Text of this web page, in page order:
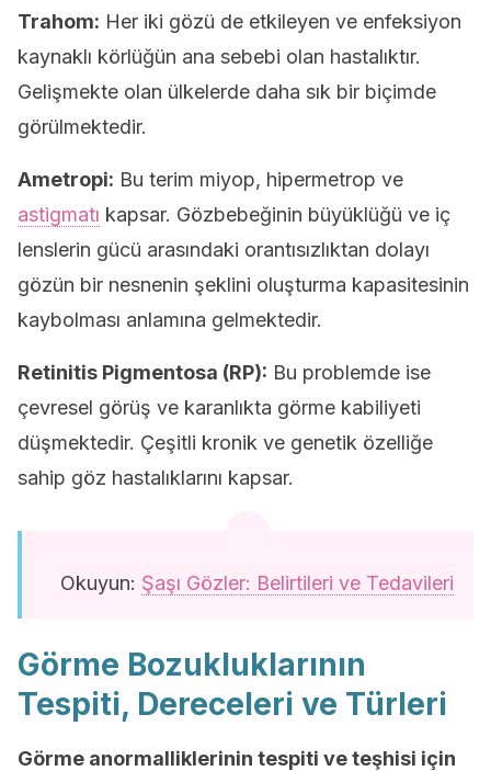
Trahom: Her iki gözü de etkileyen ve enfeksiyon
kaynaklı körlüğün ana sebebi olan hastalıktır.
Gelişmekte olan ülkelerde daha sık bir biçimde
görülmektedir.
Ametropi: Bu terim miyop, hipermetrop ve
astigmatı kapsar. Gözbebeğinin büyüklüğü ve iç
lenslerin gücü arasındaki orantısızlıktan dolayı
gözün bir nesnenin şeklini oluşturma kapasitesinin
kaybolması anlamına gelmektedir.
Retinitis Pigmentosa (RP): Bu problemde ise
çevresel görüş ve karanlıkta görme kabiliyeti
düşmektedir. Çeşitli kronik ve genetik özelliğe
sahip göz hastalıklarını kapsar.
Okuyun: Şaşı Gözler: Belirtileri ve Tedavileri
Görme Bozukluklarının
Tespiti, Dereceleri ve Türleri
Görme anormalliklerinin tespiti ve teşhisi için